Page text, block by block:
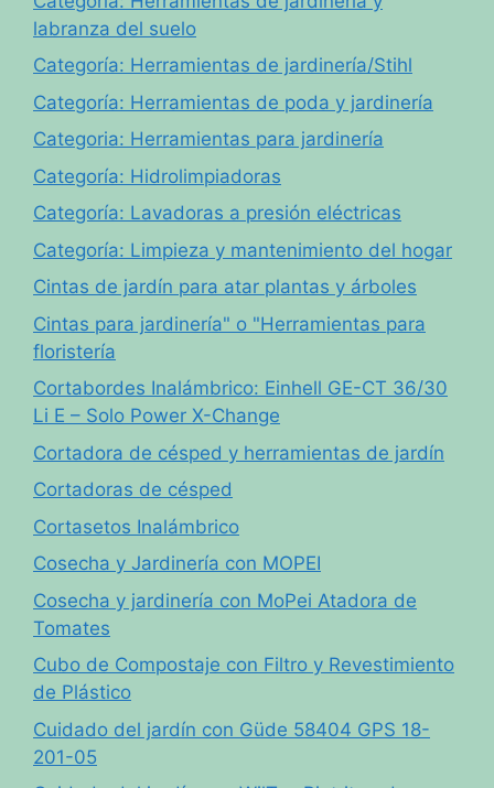
labranza del suelo
Categoría: Herramientas de jardinería/Stihl
Categoría: Herramientas de poda y jardinería
Categoria: Herramientas para jardinería
Categoría: Hidrolimpiadoras
Categoría: Lavadoras a presión eléctricas
Categoría: Limpieza y mantenimiento del hogar
Cintas de jardín para atar plantas y árboles
Cintas para jardinería" o "Herramientas para
floristería
Cortabordes Inalámbrico: Einhell GE-CT 36/30
Li E – Solo Power X-Change
Cortadora de césped y herramientas de jardín
Cortadoras de césped
Cortasetos Inalámbrico
Cosecha y Jardinería con MOPEI
Cosecha y jardinería con MoPei Atadora de
Tomates
Cubo de Compostaje con Filtro y Revestimiento
de Plástico
Cuidado del jardín con Güde 58404 GPS 18-
201-05